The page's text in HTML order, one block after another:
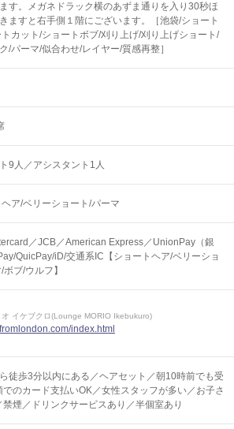
す。メガネドラック横のあずま通りを入り30秒ほ
ますと右手側１階にございます。［池袋/ショート
カット/ショートボブ/刈り上げ/刈り上げショート/
/パーマ/似合わせ/レイヤー/質感再整］
9人／アシスタント1人
ア/ベリーショート/パーマ
／JCB／American Express／UnionPay（銀
QuicPay/iD/交通系IC【ショートヘア/ベリーショ
ブ/ウルフ】
オ イケブクロ(Lounge MORIO Ikebukuro)
index.html
徒歩3分以内にある／ヘアセット／朝10時前でも受
でのカード支払いOK／女性スタッフが多い／お子さ
禁煙／ドリンクサービスあり／半個室あり